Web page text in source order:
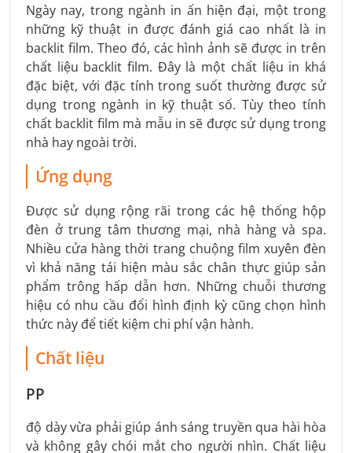
Ngày nay, trong ngành in ấn hiện đại, một trong
những kỹ thuật in được đánh giá cao nhất là in
backlit film. Theo đó, các hình ảnh sẽ được in trên
chất liệu backlit film. Đây là một chất liệu in khá
đặc biệt, với đặc tính trong suốt thường được sử
dụng trong ngành in kỹ thuật số. Tùy theo tính
chất backlit film mà mẫu in sẽ được sử dụng trong
nhà hay ngoài trời.
Ứng dụng
Được sử dụng rộng rãi trong các hệ thống hộp
đèn ở trung tâm thương mại, nhà hàng và spa.
Nhiều cửa hàng thời trang chuộng film xuyên đèn
vì khả năng tái hiện màu sắc chân thực giúp sản
phẩm trông hấp dẫn hơn. Những chuỗi thương
hiệu có nhu cầu đổi hình định kỳ cũng chọn hình
thức này để tiết kiệm chi phí vận hành.
Chất liệu
PP
độ dày vừa phải giúp ánh sáng truyền qua hài hòa
và không gây chói mắt cho người nhìn. Chất liệu